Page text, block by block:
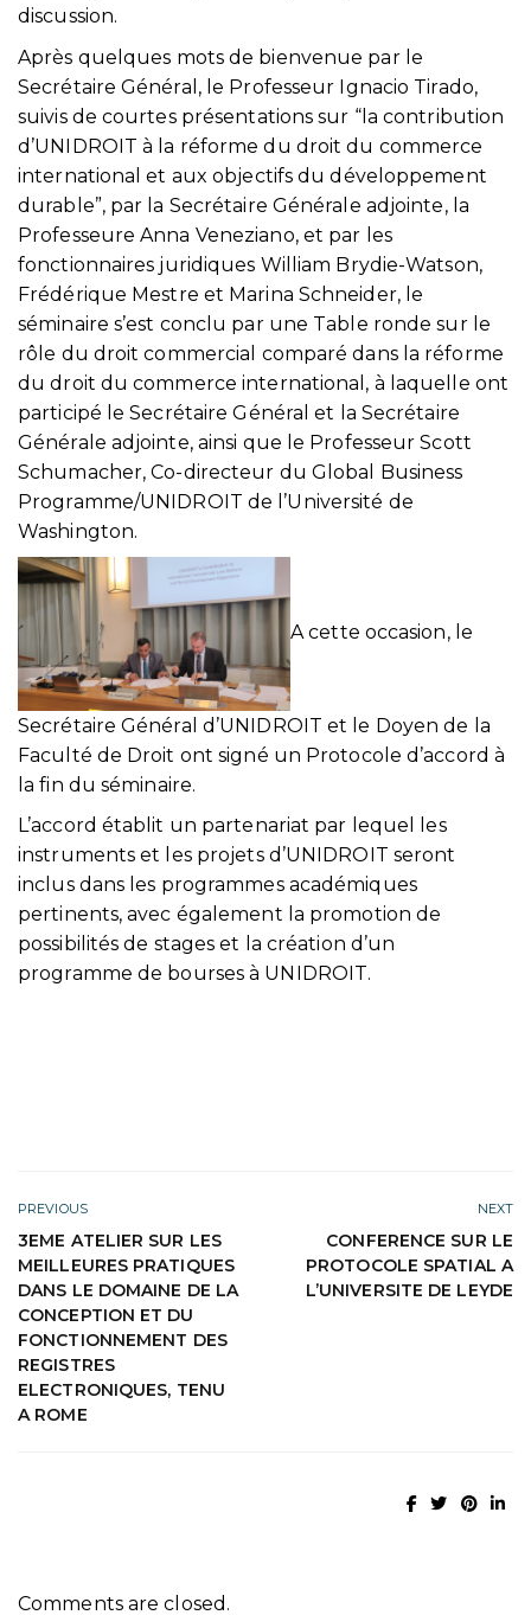
discussion.
Après quelques mots de bienvenue par le
Secrétaire Général, le Professeur Ignacio Tirado,
suivis de courtes présentations sur “la contribution
d’UNIDROIT à la réforme du droit du commerce
international et aux objectifs du développement
durable”, par la Secrétaire Générale adjointe, la
Professeure Anna Veneziano, et par les
fonctionnaires juridiques William Brydie-Watson,
Frédérique Mestre et Marina Schneider, le
séminaire s’est conclu par une Table ronde sur le
rôle du droit commercial comparé dans la réforme
du droit du commerce international, à laquelle ont
participé le Secrétaire Général et la Secrétaire
Générale adjointe, ainsi que le Professeur Scott
Schumacher, Co-directeur du Global Business
Programme/UNIDROIT de l’Université de
Washington.
A cette occasion, le
Secrétaire Général d’UNIDROIT et le Doyen de la
Faculté de Droit ont signé un Protocole d’accord à
la fin du séminaire.
L’accord établit un partenariat par lequel les
instruments et les projets d’UNIDROIT seront
inclus dans les programmes académiques
pertinents, avec également la promotion de
possibilités de stages et la création d’un
programme de bourses à UNIDROIT.
PREVIOUS
3EME ATELIER SUR LES
MEILLEURES PRATIQUES
DANS LE DOMAINE DE LA
CONCEPTION ET DU
FONCTIONNEMENT DES
REGISTRES
ELECTRONIQUES, TENU
A ROME
NEXT
CONFERENCE SUR LE
PROTOCOLE SPATIAL A
L’UNIVERSITE DE LEYDE
Comments are closed.